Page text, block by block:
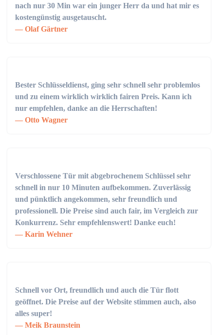
nach nur 30 Min war ein junger Herr da und hat mir es
kostengünstig ausgetauscht.
Olaf Gärtner
Bester Schlüsseldienst, ging sehr schnell sehr problemlos
und zu einem wirklich wirklich fairen Preis. Kann ich
nur empfehlen, danke an die Herrschaften!
Otto Wagner
Verschlossene Tür mit abgebrochenem Schlüssel sehr
schnell in nur 10 Minuten aufbekommen. Zuverlässig
und pünktlich angekommen, sehr freundlich und
professionell. Die Preise sind auch fair, im Vergleich zur
Konkurrenz. Sehr empfehlenswert! Danke euch!
Karin Wehner
Schnell vor Ort, freundlich und auch die Tür flott
geöffnet. Die Preise auf der Website stimmen auch, also
alles super!
Meik Braunstein